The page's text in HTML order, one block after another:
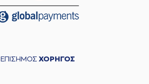
ΕΠΙΣΗΜΟΣ ΧΟΡΗΓΟΣ